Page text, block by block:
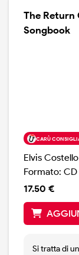
The Return
Songbook
CARÙ
Elvis Costello
Formato: CD
17.50 €
Si tratta di